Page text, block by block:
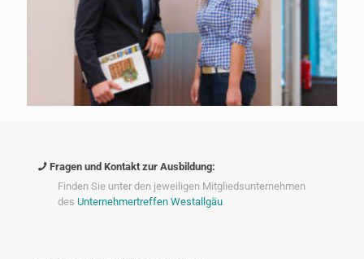
Fragen und Kontakt zur Ausbildung:
Finden Sie unter den jeweiligen Mitgliedsunternehmen
des Unternehmertreffen Westallgäu